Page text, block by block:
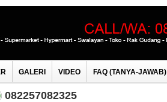
GALERI VIDEO FAQ (TANYA-JAWAB)
082257082325